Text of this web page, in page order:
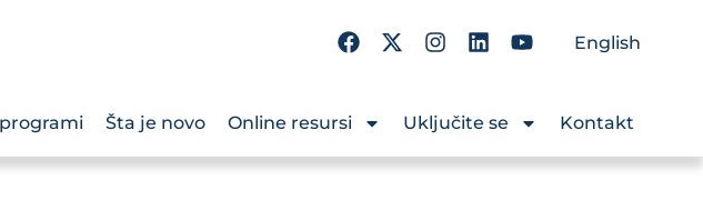
English
Šta je novo Online resursi Uključite se Kontakt